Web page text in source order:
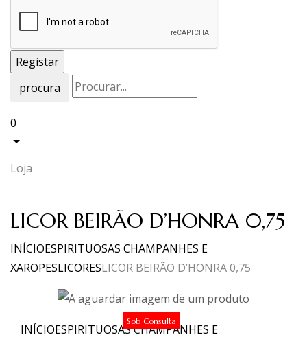
procura
0
Loja
LICOR BEIRÃO D’HONRA 0,75
INÍCIOESPIRITUOSAS CHAMPANHES E
XAROPESLICORESLICOR BEIRÃO D’HONRA 0,75
Sob Consulta
INÍCIOESPIRITUOSAS CHAMPANHES E